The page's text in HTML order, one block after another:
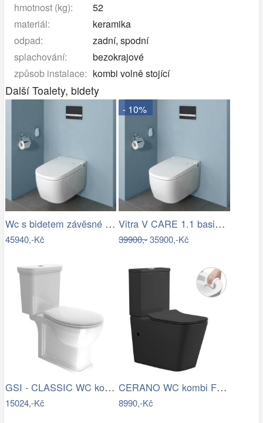
hmotnost (kg):
52
materiál:
keramika
odpad:
zadní, spodní
splachování:
bezokrajové
způsob instalace: kombi volně stojící
Další Toalety, bidety
Wc s bidetem závěsné VitrA V Care…
45940,-Kč
- 10%
Vitra V CARE 1.1 basic bidet + wc,…
39900,-35900,-Kč
GSI - CLASSIC WC kombi, spodní/zadní…
15024,-Kč
CERANO WC kombi Forte, Rimless + Slim…
8990,-Kč